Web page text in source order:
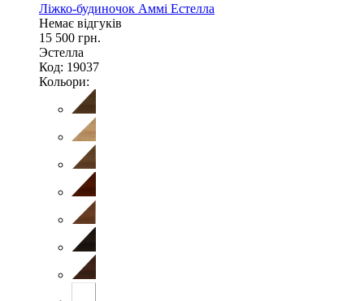
Ліжко-будиночок Аммі Естелла
Немає відгуків
15 500 грн.
Эстелла
Код: 19037
Кольори: